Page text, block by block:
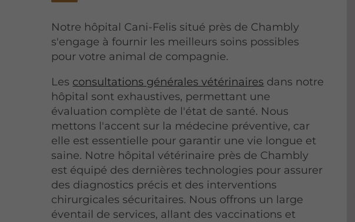
Notre hôpital Cani-Felis situé près de Chambly
s'engage à fournir les meilleurs soins possibles
pour votre animal de compagnie.
Les consultations générales vétérinaires dans notre
hôpital sont exhaustives, permettant une
évaluation complète de l'état de santé. Nous
mettons l'accent sur la médecine préventive, car
elle est essentielle pour garantir une vie longue et
saine. Notre hôpital vétérinaire près de Chambly
est équipé des dernières technologies pour assurer
des diagnostics précis et des interventions
chirurgicales sécuritaires. Nous offrons un large
éventail de services, allant des vaccinations et